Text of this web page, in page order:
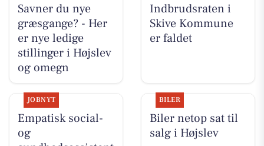
Savner du nye
græsgange? - Her
er nye ledige
stillinger i Højslev
og omegn
Indbrudsraten i
Skive Kommune
er faldet
JOBNYT
Empatisk social-
og
BILER
Biler netop sat til
salg i Højslev